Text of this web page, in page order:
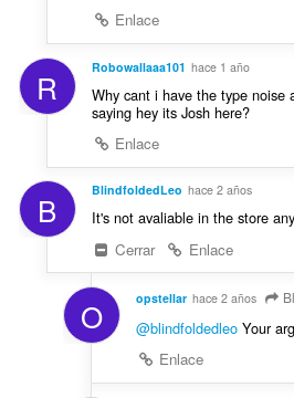
Enlace
R Robowallaaa101 hace 1 año
Why cant i have the type noise
saying hey its Josh here?
Enlace
B BlindfoldedLeo hace 2 años
It's not avaliable in the store
Cerrar
Enlace
O opstellar hace 2 años
@blindfoldedleoYour
Enlace